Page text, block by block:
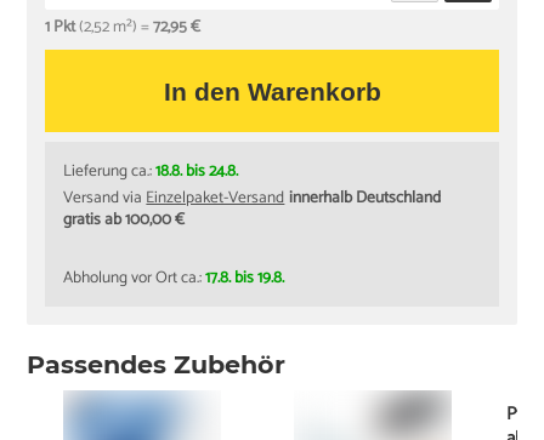
1 Pkt(2,52 m²) =72,95 €
In den Warenkorb
Lieferung ca.:18.8. bis 24.8.
Versand viaEinzelpaket-Versandinnerhalb Deutschland
gratis ab 100,00 €
Abholung vor Ort ca.:17.8. bis 19.8.
Passendes Zubehör